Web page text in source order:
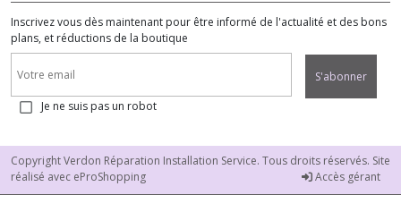
Inscrivez vous dès maintenant pour être informé de l'actualité et des bons
plans, et réductions de la boutique
S'abonner
Je ne suis pas un robot
Copyright Verdon Réparation Installation Service. Tous droits réservés. Site
réalisé avec eProShopping Accès gérant